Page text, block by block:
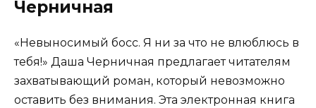
Черничная
«Невыносимый босс. Я ни за что не влюблюсь в
тебя!» Даша Черничная предлагает читателям
захватывающий роман, который невозможно
оставить без внимания. Эта электронная книга